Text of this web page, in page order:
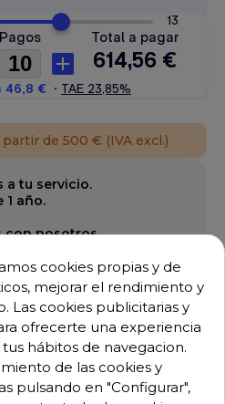
de 500 € (IVA excl.)
a tu servicio.
1 año.
con nosotros.
cookies propias y de
mejorar el rendimiento y
Las cookies publicitarias y
ofrecerte una experiencia
hábitos de navegacion.
de las cookies y
pulsando en "Configurar",